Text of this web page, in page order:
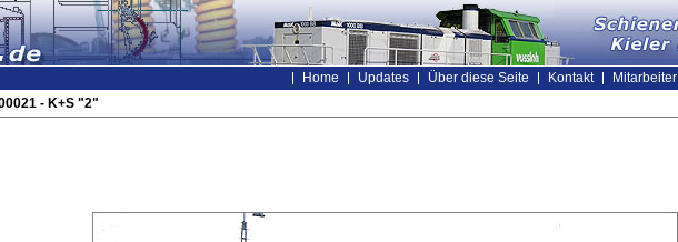
Home Updates Über diese Seite Kontakt Mitarbeiter
- K+S "2"